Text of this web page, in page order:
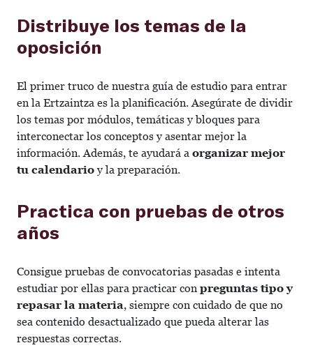
Distribuye los temas de la
oposición
El primer truco de nuestra guía de estudio para entrar
en la Ertzaintza es la planificación. Asegúrate de dividir
los temas por módulos, temáticas y bloques para
interconectar los conceptos y asentar mejor la
información. Además, te ayudará a organizar mejor
tu calendarioy la preparación.
Practica con pruebas de otros
años
Consigue pruebas de convocatorias pasadas e intenta
estudiar por ellas para practicar con preguntas tipo y
repasar la materia, siempre con cuidado de que no
sea contenido desactualizado que pueda alterar las
respuestas correctas.